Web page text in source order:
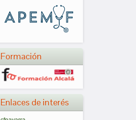
Formación
Enlaces de interés